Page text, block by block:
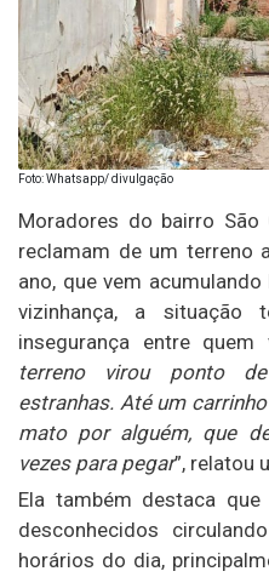
Foto: Whatsapp/ divulgação
Moradores do bairro São
reclamam de um terreno
ano, que vem
vizinhança, a situação
insegurança entre quem
terreno virou ponto
estranhas. Até um
mato por alguém, que
vezes para pegar”, relatou
Ela também destaca
desconhecidos
horários do dia,